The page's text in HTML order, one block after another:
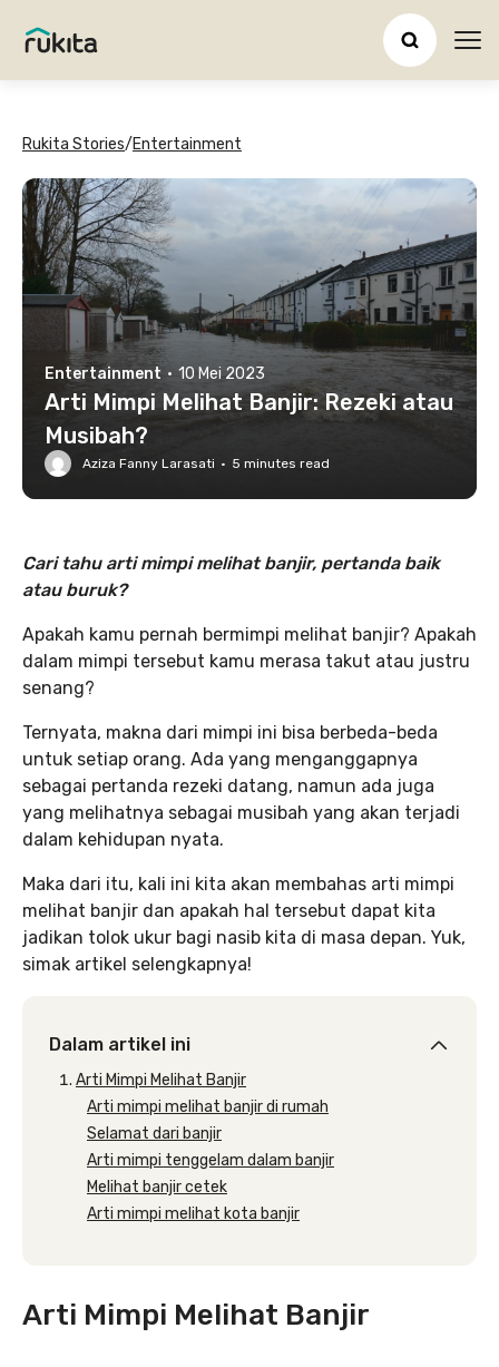
Rukita Stories/Entertainment
Entertainment · 10 Mei 2023
Arti Mimpi Melihat Banjir: Rezeki atau
Musibah?
Aziza Fanny Larasati · 5 minutes read
Cari tahu arti mimpi melihat banjir, pertanda baik
atau buruk?
Apakah kamu pernah bermimpi melihat banjir? Apakah
dalam mimpi tersebut kamu merasa takut atau justru
senang?
Ternyata, makna dari mimpi ini bisa berbeda-beda
untuk setiap orang. Ada yang menganggapnya
sebagai pertanda rezeki datang, namun ada juga
yang melihatnya sebagai musibah yang akan terjadi
dalam kehidupan nyata.
Maka dari itu, kali ini kita akan membahas arti mimpi
melihat banjir dan apakah hal tersebut dapat kita
jadikan tolok ukur bagi nasib kita di masa depan. Yuk,
simak artikel selengkapnya!
Dalam artikel ini
Arti Mimpi Melihat Banjir
Arti mimpi melihat banjir di rumah
Selamat dari banjir
Arti mimpi tenggelam dalam banjir
Melihat banjir cetek
Arti mimpi melihat kota banjir
Arti Mimpi Melihat Banjir